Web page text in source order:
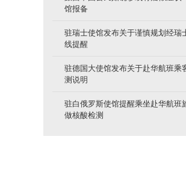
馆报备
驻瑞士使馆发布关于谨慎规划经瑞
线提醒
驻德国大使馆发布关于赴华航班乘
测说明
驻白俄罗斯使馆提醒乘坐赴华航班
做核酸检测